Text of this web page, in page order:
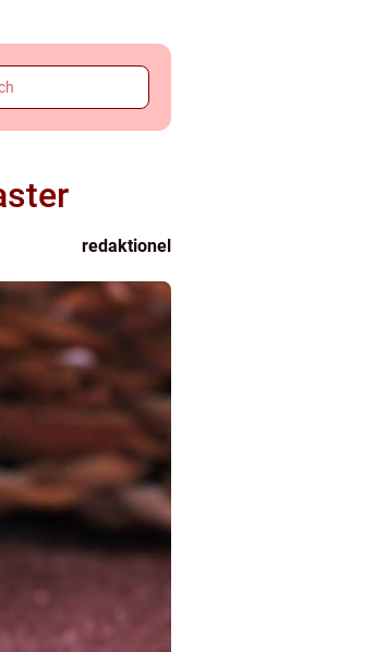
redaktionel